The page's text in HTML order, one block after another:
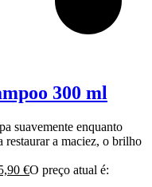
300 ml
suavemente enquanto
restaurar a maciez, o brilho
€O preço atual é: